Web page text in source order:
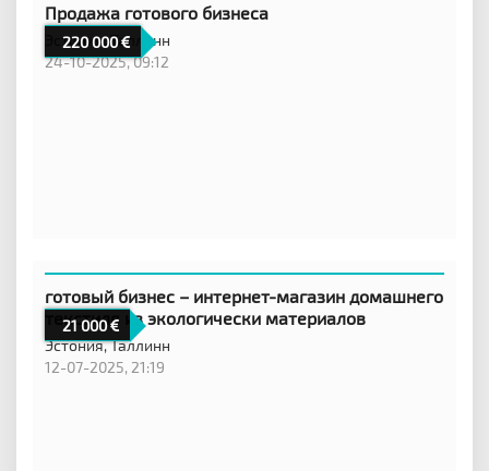
220 000
Продажа готового бизнеса
Эстония,Таллинн
24-10-2025, 09:12
21 000
готовый бизнес – интернет-магазин домашнего
текстиля из экологически материалов
Эстония,Таллинн
12-07-2025, 21:19